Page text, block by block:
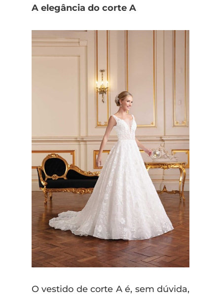
A elegância do corte A
O vestido de corte A é, sem dúvida,